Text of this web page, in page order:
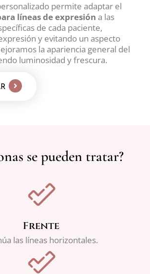
permite adaptar el
líneas de expresión a las
de cada paciente,
y evitando un aspecto
la apariencia general del
luminosidad y frescura.
se pueden tratar?
Frente
las líneas horizontales.